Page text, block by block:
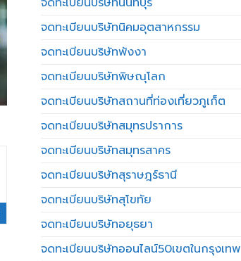
จดทะเบียนบริษัทนิคมอุตสาหกรรม
จดทะเบียนบริษัทพังงา
จดทะเบียนบริษัทพิษณุโลก
จดทะเบียนบริษัทสถานที่ท่องเที่ยวภูเก็ต
จดทะเบียนบริษัทสมุทรปราการ
จดทะเบียนบริษัทสมุทรสาคร
จดทะเบียนบริษัทสุราษฎร์ธานี
จดทะเบียนบริษัทสุโขทัย
จดทะเบียนบริษัทอยุธยา
จดทะเบียนบริษัทออนไลน์50เขตในกรุงเทพ